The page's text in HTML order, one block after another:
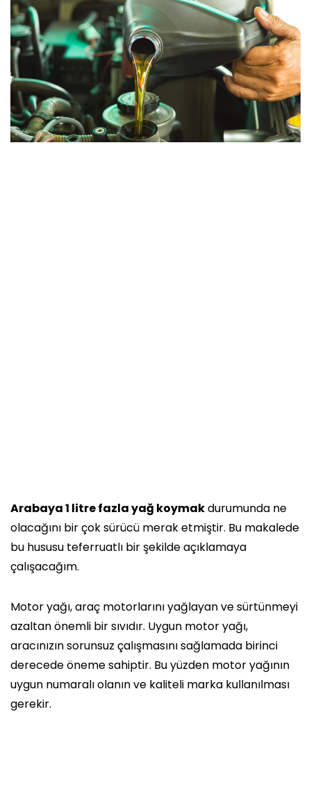
Arabaya 1 litre fazla yağ koymakdurumunda ne
olacağını bir çok sürücü merak etmiştir. Bu makalede
bu hususu teferruatlı bir şekilde açıklamaya
çalışacağım.
Motor yağı, araç motorlarını yağlayan ve sürtünmeyi
azaltan önemli bir sıvıdır. Uygun motor yağı,
aracınızın sorunsuz çalışmasını sağlamada birinci
derecede öneme sahiptir. Bu yüzden motor yağının
uygun numaralı olanın ve kaliteli marka kullanılması
gerekir.